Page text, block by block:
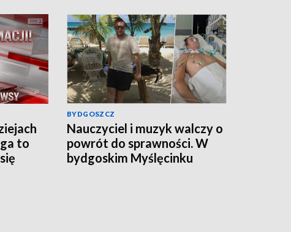
to
BYDGOSZCZ
Nauczyciel i muzyk walczy o
powrót do sprawności. W
bydgoskim Myślęcinku